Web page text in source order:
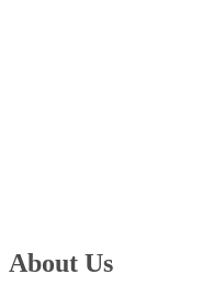
About Us